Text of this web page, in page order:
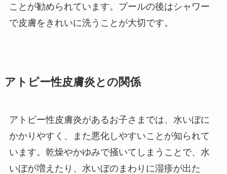
ことが勧められています。プールの後はシャワー
で皮膚をきれいに洗うことが大切です。
アトピー性皮膚炎との関係
アトピー性皮膚炎があるお子さまでは、水いぼに
かかりやすく、また悪化しやすいことが知られて
います。乾燥やかゆみで掻いてしまうことで、水
いぼが増えたり、水いぼのまわりに湿疹が出た